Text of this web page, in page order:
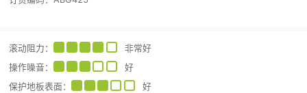
滚动阻力 ：
非常好
操作噪音 ：
好
保护地板表面 ： 好